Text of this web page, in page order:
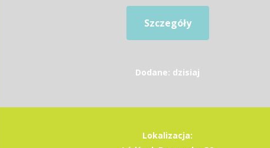
Szczegóły
Dodane: dzisiaj
Lokalizacja: